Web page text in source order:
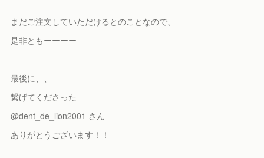
まだご注文していただけるとのことなので、
是非ともーーーー
最後に、、
繋げてくださった
@dent_de_lion2001 さん
ありがとうございます！！